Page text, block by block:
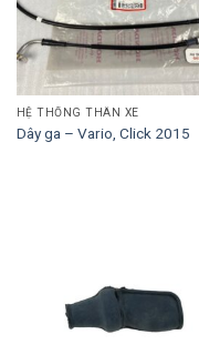
HỆ THỐNG THÂN XE
Dây ga – Vario, Click 2015